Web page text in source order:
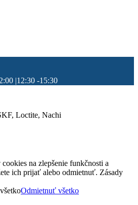
|12:30 -15:30
na zlepšenie funkčnosti a
ich prijať alebo odmietnuť. Zásady
Odmietnuť všetko